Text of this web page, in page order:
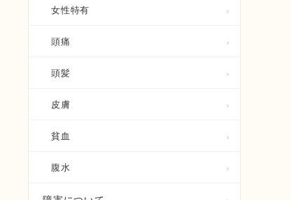
女性特有
頭痛
頭髪
皮膚
貧血
腹水